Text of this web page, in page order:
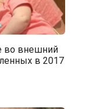
во внешний
в 2017